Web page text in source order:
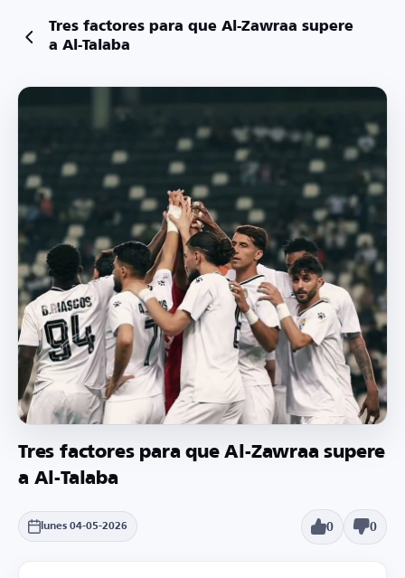
Tres factores para que Al-Zawraa supere
a Al-Talaba
Tres factores para que Al-Zawraa supere
a Al-Talaba
lunes 04-05-2026 0 0